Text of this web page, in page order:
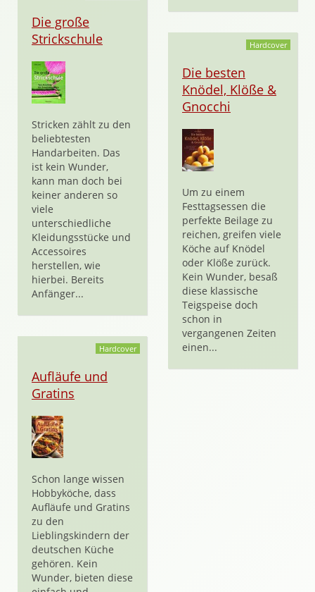
Die große
Strickschule
Stricken zählt zu den
beliebtesten
Handarbeiten. Das
ist kein Wunder,
kann man doch bei
keiner anderen so
viele
unterschiedliche
Kleidungsstücke und
Accessoires
herstellen, wie
hierbei. Bereits
Anfänger...
Hardcover
Die besten
Knödel, Klöße &
Gnocchi
Um zu einem
Festtagsessen die
perfekte Beilage zu
reichen, greifen viele
Köche auf Knödel
oder Klöße zurück.
Kein Wunder, besaß
diese klassische
Teigspeise doch
schon in
vergangenen Zeiten
einen...
Hardcover
Aufläufe und
Gratins
Schon lange wissen
Hobbyköche, dass
Aufläufe und Gratins
zu den
Lieblingskindern der
deutschen Küche
gehören. Kein
Wunder, bieten diese